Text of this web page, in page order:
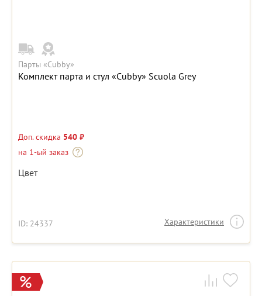
Парты «Cubby»
Комплект парта и стул «Cubby» Scuola Grey
Доп. скидка 540 ₽
на 1-ый заказ
Цвет
ID: 24337 Характеристики